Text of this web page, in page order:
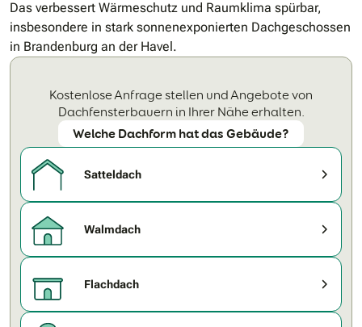
Das verbessert Wärmeschutz und Raumklima spürbar,
insbesondere in stark sonnenexponierten Dachgeschossen
in Brandenburg an der Havel.
Kostenlose Anfrage stellen und Angebote von
Dachfensterbauern in Ihrer Nähe erhalten.
Welche Dachform hat das Gebäude?
Satteldach
Walmdach
Flachdach